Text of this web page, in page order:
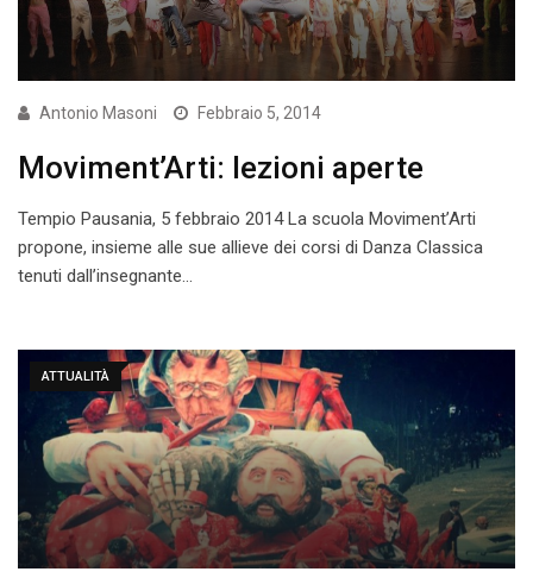
Antonio Masoni Febbraio 5, 2014
Moviment’Arti: lezioni aperte
Tempio Pausania, 5 febbraio 2014 La scuola Moviment’Arti
propone, insieme alle sue allieve dei corsi di Danza Classica
tenuti dall’insegnante…
ATTUALITÀ